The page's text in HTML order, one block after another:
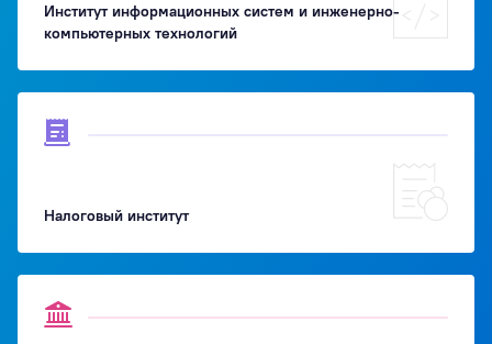
Институт информационных систем и инженерно-
компьютерных технологий
Налоговый институт